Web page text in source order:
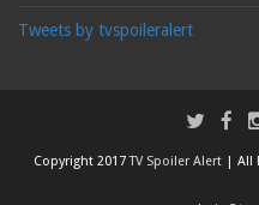
Tweets by tvspoileralert
Copyright 2017TV Spoiler Alert | All